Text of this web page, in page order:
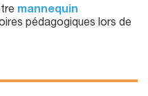
mannequin
pédagogiques lors de